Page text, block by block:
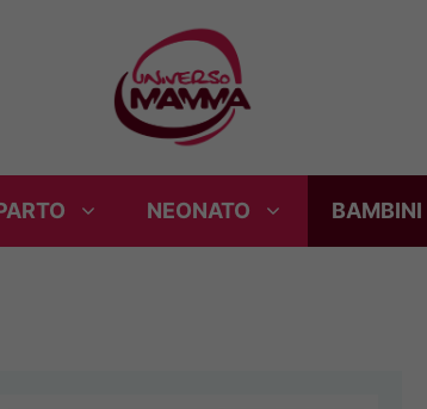
NEONATO BAMBINI